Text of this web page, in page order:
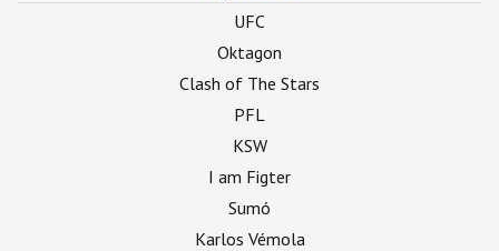
UFC
Oktagon
Clash of The Stars
PFL
KSW
I am Figter
Sumó
Karlos Vémola